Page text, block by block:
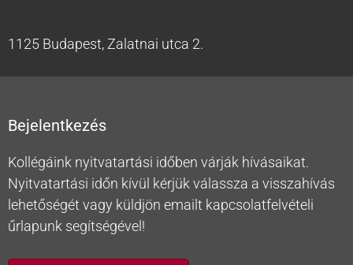
1125 Budapest, Zalatnai utca 2.
Bejelentkezés
Kollégáink nyitvatartási időben várják hívásaikat.
Nyitvatartási időn kívül kérjük válassza a visszahívás
lehetőségét vagy küldjön emailt kapcsolatfelvételi
űrlapunk segítségével!